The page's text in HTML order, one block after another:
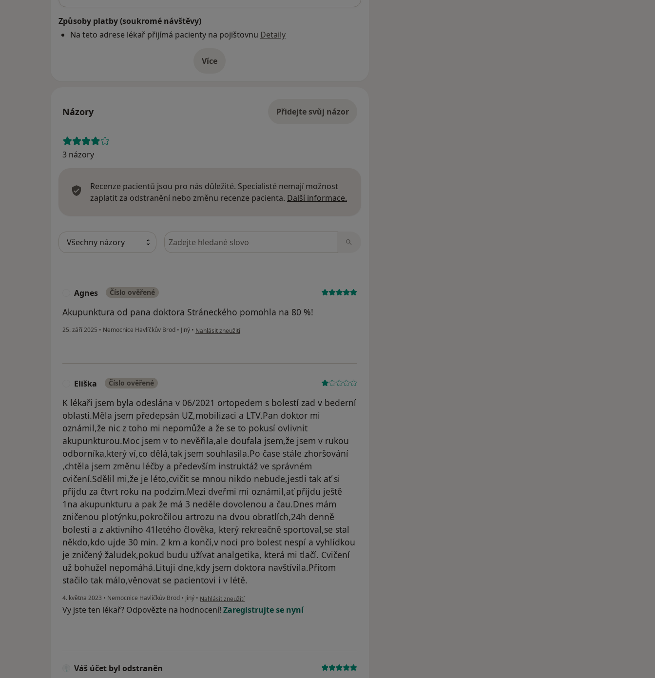
Způsoby platby (soukromé návštěvy)
Na teto adrese lékař přijímá pacienty na pojišťovnu Detaily
Víceo adrese
Názory Přidejte svůj názor
3 názory
Recenze pacientů jsou pro nás důležité. Specialisté nemají možnost
zaplatit za odstranění nebo změnu recenze pacienta. Další informace.
Hledejte v názorech
Agnes Číslo ověřené
Akupunktura od pana doktora Stráneckého pomohla na 80 %!
25. září 2025 • Nemocnice Havlíčkův Brod • Jiný • podle názoru uživatele Agnes
Nahlásit zneužití
Eliška Číslo ověřené
K lékaři jsem byla odeslána v 06/2021 ortopedem s bolestí zad v bederní
oblasti.Měla jsem předepsán UZ,mobilizaci a LTV.Pan doktor mi
oznámil,že nic z toho mi nepomůže a že se to pokusí ovlivnit
akupunkturou.Moc jsem v to nevěřila,ale doufala jsem,že jsem v rukou
odborníka,který ví,co dělá,tak jsem souhlasila.Po čase stále zhoršování
,chtěla jsem změnu léčby a především instruktáž ve správném
cvičení.Sdělil mi,že je léto,cvičit se mnou nikdo nebude,jestli tak ať si
přijdu za čtvrt roku na podzim.Mezi dveřmi mi oznámil,ať přijdu ještě
1na akupunkturu a pak že má 3 neděle dovolenou a čau.Dnes mám
zničenou plotýnku,pokročilou artrozu na dvou obratlích,24h denně
bolesti a z aktivního 41letého člověka, který rekreačně sportoval,se stal
někdo,kdo ujde 30 min. 2 km a končí,v noci pro bolest nespí a vyhlídkou
je zničený žaludek,pokud budu užívat analgetika, která mi tlačí. Cvičení
už bohužel nepomáhá.Lituji dne,kdy jsem doktora navštívila.Přitom
stačilo tak málo,věnovat se pacientovi i v létě.
4. května 2023 • Nemocnice Havlíčkův Brod • Jiný • podle názoru uživatele Eliška
Nahlásit zneužití
Vy jste ten lékař? Odpovězte na hodnocení! Zaregistrujte se nyní
Váš účet byl odstraněn